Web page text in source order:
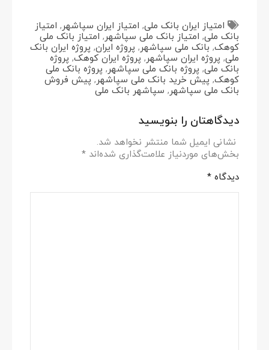
امتیاز ایران بانک ملی, امتیاز ایران سپاشهر, امتیاز
بانک ملی, امتیاز بانک ملی سپاشهر, امتیاز بانک ملی
کوهک, بانک ملی سپاشهر, پروژه ایران, پروژه ایران بانک
ملی, پروژه ایران سپاشهر, پروژه ایران کوهک, پروژه
بانک ملی, پروژه بانک ملی سپاشهر, پروژه بانک ملی
کوهک, پیش خرید بانک ملی سپاشهر, پیش فروش
بانک ملی سپاشهر, سپاشهر بانک ملی
دیدگاهتان را بنویسید
نشانی ایمیل شما منتشر نخواهد شد.
بخش‌های موردنیاز علامت‌گذاری شده‌اند *
دیدگاه *